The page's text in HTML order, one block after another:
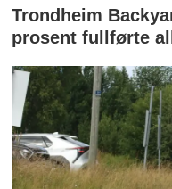
Trondheim
prosent fullførte